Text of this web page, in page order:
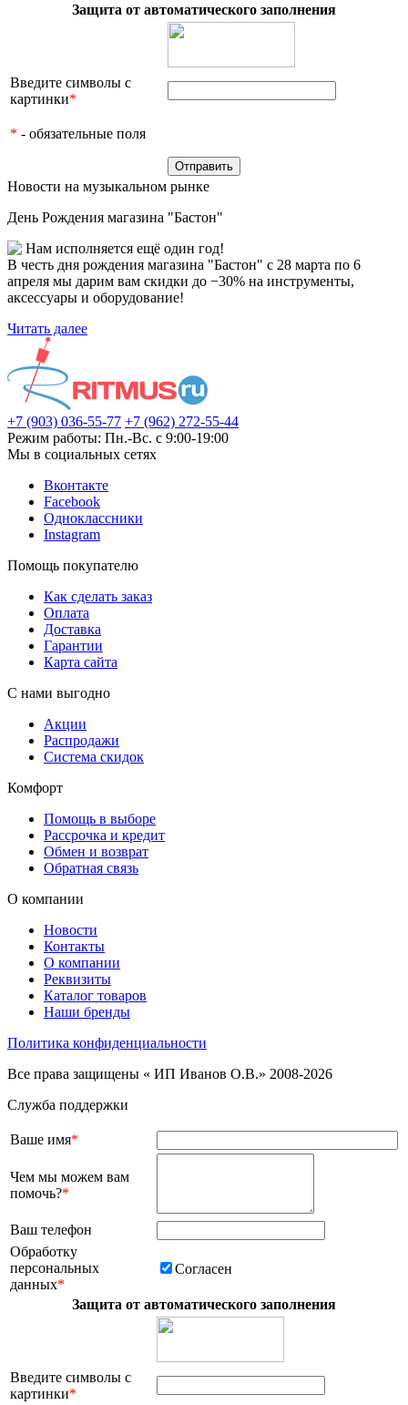
Защита от автоматического заполнения
Введите символы с
картинки*
* - обязательные поля
Новости на музыкальном рынке
День Рождения магазина "Бастон"
Нам исполняется ещё один год!
В честь дня рождения магазина "Бастон" с 28 марта по 6
апреля мы дарим вам скидки до −30% на инструменты,
аксессуары и оборудование!
Читать далее
+7 (903) 036-55-77 +7 (962) 272-55-44
Режим работы: Пн.-Вс. с 9:00-19:00
Мы в социальных сетях
Вконтакте
Facebook
Одноклассники
Instagram
Помощь покупателю
Как сделать заказ
Оплата
Доставка
Гарантии
Карта сайта
С нами выгодно
Акции
Распродажи
Система скидок
Комфорт
Помощь в выборе
Рассрочка и кредит
Обмен и возврат
Обратная связь
О компании
Новости
Контакты
О компании
Реквизиты
Каталог товаров
Наши бренды
Политика конфиденциальности
Все права защищены « ИП Иванов О.В.» 2008-2026
Служба поддержки
Ваше имя*
Чем мы можем вам
помочь?*
Ваш телефон
Обработку
персональных
данных*
Согласен
Защита от автоматического заполнения
Введите символы с
картинки*